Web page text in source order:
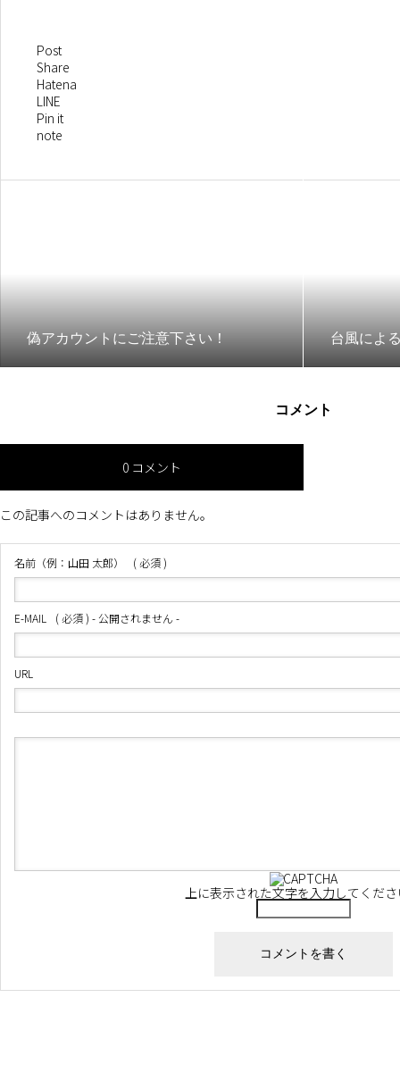
Post
Share
Hatena
LINE
Pin it
note
偽アカウントにご注意下さい！ 台風によ
コメント
0 コメント
この記事へのコメントはありません。
名前（例：山田 太郎） ( 必須 )
E-MAIL ( 必須 ) - 公開されません -
URL
上に表示された文字を入力してくだ